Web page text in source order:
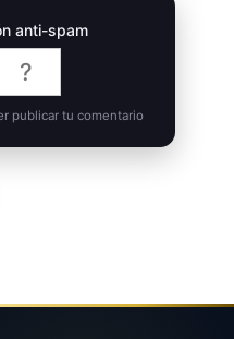
anti-spam
publicar tu comentario